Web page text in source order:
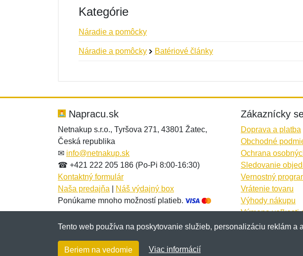
Kategórie
Náradie a pomôcky
Náradie a pomôcky Batériové články
Správa*
Pridať
Správa*
Pridať
Napracu.sk
Netnakup s.r.o., Tyršova 271, 43801 Žatec,
Česká republika
✉ info@netnakup.sk
☎ +421 222 205 186 (Po-Pi 8:00-16:30)
Kontaktný formulár
Naša predajňa
Náš výdajný box
Ponúkame mnoho možností platieb.
Zákaznícky
Doprava a platba
Obchodné
Ochrana
Sledovanie
Vernostný
Vrátenie tovaru
Výhody nákupu
Výmena veľkosti
Viac informácií...
Tento web používa na poskytovanie služieb, personalizáciu reklám
Beriem na vedomie Viac informácií